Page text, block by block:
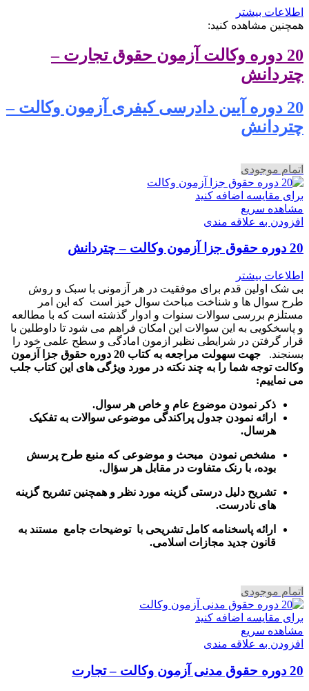
اطلاعات بیشتر
همچنین مشاهده کنید:
20 دوره وکالت آزمون حقوق تجارت –
چتردانش
20 دوره آیین دادرسی کیفری آزمون وکالت –
چتردانش
اتمام موجودی
برای مقایسه اضافه کنید
مشاهده سریع
افزودن به علاقه مندی
20 دوره حقوق جزا آزمون وکالت – چتردانش
اطلاعات بیشتر
بی شک اولین قدم برای موفقیت در هر آزمونی با سبک و روش
طرح سوال ها و شناخت مباحث سوال خیز است که این امر
مستلزم بررسی سوالات سنوات و ادوار گذشته است که با مطالعه
و پاسخکویی به این سوالات این امکان فراهم می شود تا داوطلین با
قرار گرفتن در شرایطی نظیر ازمون امادگی و سطح علمی خود را
بسنجند.
جهت سهولت مراجعه به کتاب 20 دوره حقوق جزا آزمون
وکالت توجه شما را به چند نکته در مورد ویژگی های این کتاب جلب
می نماییم:
ذکر نمودن موضوع عام و خاص هر سوال.
ارائه نمودن جدول پراکندگی موضوعی سوالات به تفکیک
هرسال.
مشخص نمودن مبحث و موضوعی که منبع طرح پرسش
بوده، با رنک متفاوت در مقابل هر سؤال.
تشریح دلیل درستی گزینه مورد نظر و همچنین تشریح گزینه
های نادرست.
ارائه پاسخنامه کامل تشریحی با توضیحات جامع مستند به
قانون جدید مجازات اسلامی.
اتمام موجودی
برای مقایسه اضافه کنید
مشاهده سریع
افزودن به علاقه مندی
20 دوره حقوق مدنی آزمون وکالت – تجارت